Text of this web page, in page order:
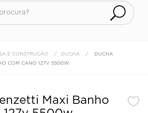
E CONSTRUÇÃO DUCHA
DUCHA
COM CANO 127V 5500W
Maxi Banho